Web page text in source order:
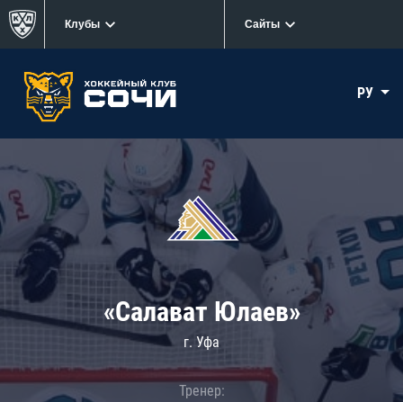
Клубы Сайты
РУ
«Салават Юлаев»
г. Уфа
Тренер: